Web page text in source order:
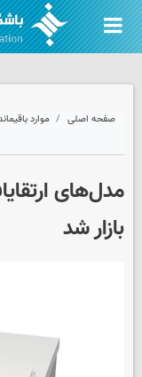
صفحه اصلی موارد
مدل‌های
بازار شد